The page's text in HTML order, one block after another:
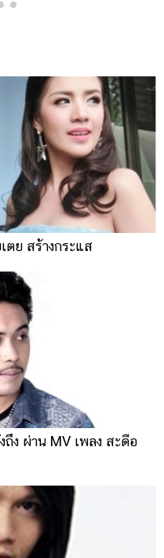
ย สร้างกระแส
ถึง ผ่าน MV เพลง สะดือ